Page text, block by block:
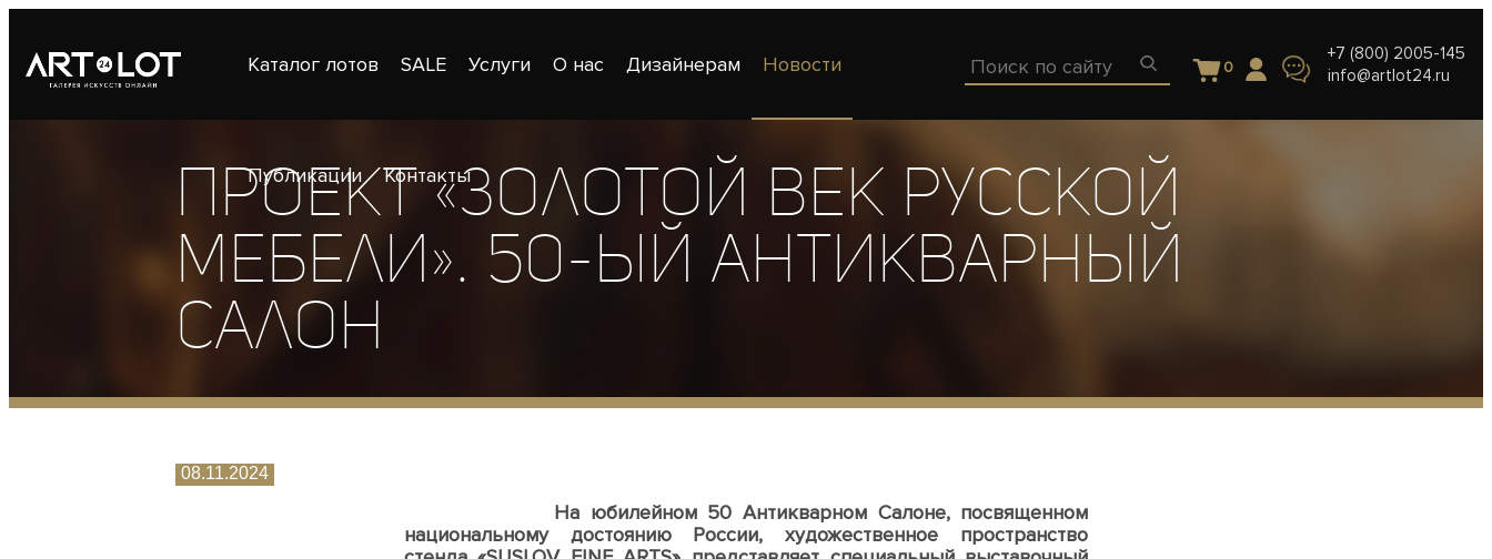
Каталог лотов SALE Услуги О нас Дизайнерам Новости
Публикации Контакты
0
+7 (800) 2005-145
info@artlot24.ru
Проект «Золотой век русской
мебели». 50-ый Антикварный
салон
08.11.2024
На юбилейном 50 Антикварном Салоне, посвященном
национальному достоянию России, художественное пространство